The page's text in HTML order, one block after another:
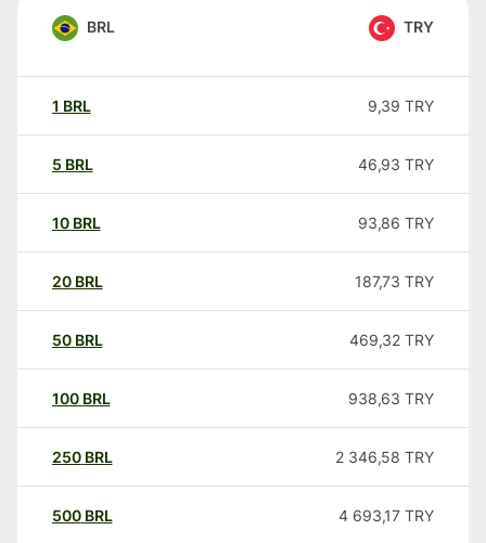
BRL TRY
1 BRL 9,39 TRY
5 BRL 46,93 TRY
10 BRL 93,86 TRY
20 BRL 187,73 TRY
50 BRL 469,32 TRY
100 BRL 938,63 TRY
250 BRL 2 346,58 TRY
500 BRL 4 693,17 TRY